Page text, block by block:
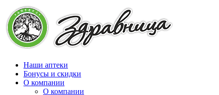
Наши аптеки
Бонусы и скидки
О компании
О компании